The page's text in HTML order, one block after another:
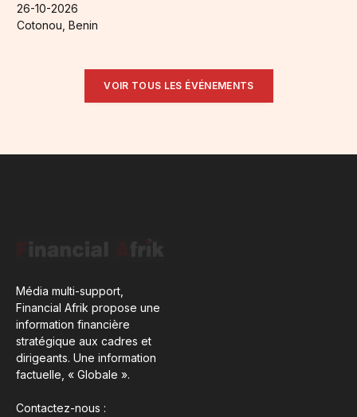
26-10-2026
Cotonou, Benin
VOIR TOUS LES ÉVÉNEMENTS
Média multi-support,
Financial Afrik propose une
information financière
stratégique aux cadres et
dirigeants. Une information
factuelle, « Globale ».
Contactez-nous :